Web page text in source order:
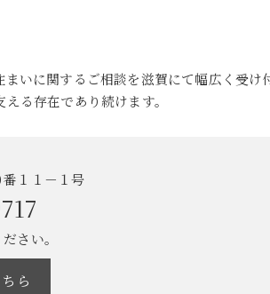
いに関するご相談を滋賀にて幅広く受け
る存在であり続けます。
１１－１号
さい。
ら